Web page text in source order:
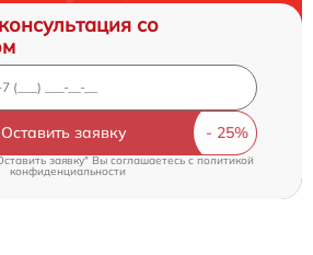
со
Оставить заявку
заявку" Вы соглашаетесь cполитикой
конфиденциальности